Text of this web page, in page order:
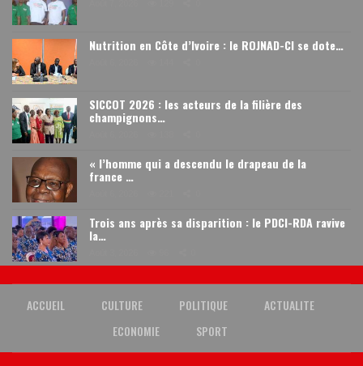
Nutrition en Côte d’Ivoire : le ROJNAD-CI se dote…
SICCOT 2026 : les acteurs de la filière des
champignons…
« l’homme qui a descendu le drapeau de la
france …
Trois ans après sa disparition : le PDCI-RDA ravive
la…
ACCUEIL CULTURE POLITIQUE
ACTUALITE
ECONOMIE
SPORT